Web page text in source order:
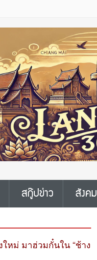
สกู๊ปข่าว สังคม
ใหม่ มาฮ่วมกั๋นใน “ช้าง